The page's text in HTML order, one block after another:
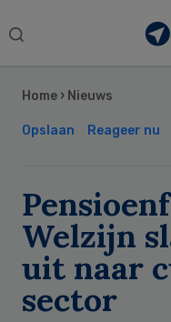
Search
Home › Nieuws
Opslaan Reageer nu
Welzijn
uit naar
sector
Sidebar